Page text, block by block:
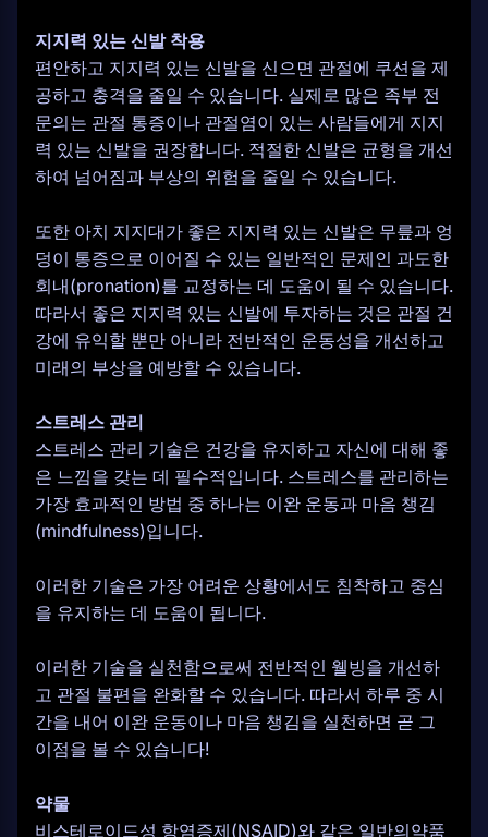
지지력 있는 신발 착용
편안하고 지지력 있는 신발을 신으면 관절에 쿠션을 제
공하고 충격을 줄일 수 있습니다. 실제로 많은 족부 전
문의는 관절 통증이나 관절염이 있는 사람들에게 지지
력 있는 신발을 권장합니다. 적절한 신발은 균형을 개선
하여 넘어짐과 부상의 위험을 줄일 수 있습니다.
또한 아치 지지대가 좋은 지지력 있는 신발은 무릎과 엉
덩이 통증으로 이어질 수 있는 일반적인 문제인 과도한
회내(pronation)를 교정하는 데 도움이 될 수 있습니다.
따라서 좋은 지지력 있는 신발에 투자하는 것은 관절 건
강에 유익할 뿐만 아니라 전반적인 운동성을 개선하고
미래의 부상을 예방할 수 있습니다.
스트레스 관리
스트레스 관리 기술은 건강을 유지하고 자신에 대해 좋
은 느낌을 갖는 데 필수적입니다. 스트레스를 관리하는
가장 효과적인 방법 중 하나는 이완 운동과 마음 챙김
(mindfulness)입니다.
이러한 기술은 가장 어려운 상황에서도 침착하고 중심
을 유지하는 데 도움이 됩니다.
이러한 기술을 실천함으로써 전반적인 웰빙을 개선하
고 관절 불편을 완화할 수 있습니다. 따라서 하루 중 시
간을 내어 이완 운동이나 마음 챙김을 실천하면 곧 그
이점을 볼 수 있습니다!
약물
비스테로이드성 항염증제(NSAID)와 같은 일반의약품